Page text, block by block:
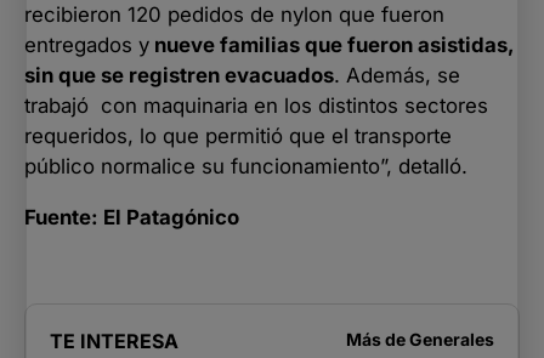
recibieron 120 pedidos de nylon que fueron
entregados y nueve familias que fueron asistidas,
sin que se registren evacuados. Además, se
trabajó con maquinaria en los distintos sectores
requeridos, lo que permitió que el transporte
público normalice su funcionamiento”, detalló.
Fuente: El Patagónico
TE INTERESA Más deGenerales